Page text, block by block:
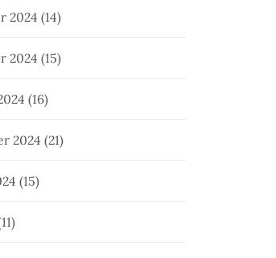
2024 (14)
2024 (15)
(16)
2024 (21)
(15)